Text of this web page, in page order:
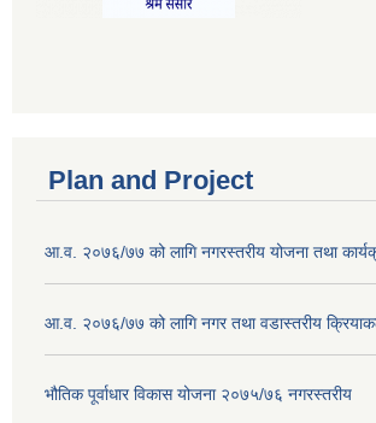
Plan and Project
आ.व. २०७६/७७ को लागि नगरस्तरीय योजना तथा
आ.व. २०७६/७७ को लागि नगर तथा वडास्तरीय
भौतिक पूर्वाधार विकास योजना २०७५/७६ नगरस्तरीय